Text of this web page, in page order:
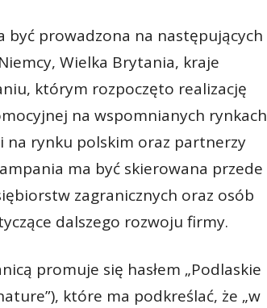
prowadzona na następujących
Wielka Brytania, kraje
którym rozpoczęto realizację
na wspomnianych rynkach
na rynku polskim oraz partnerzy
ma być skierowana przede
zagranicznych oraz osób
dalszego rozwoju firmy.
promuje się hasłem „Podlaskie
które ma podkreślać, że „w